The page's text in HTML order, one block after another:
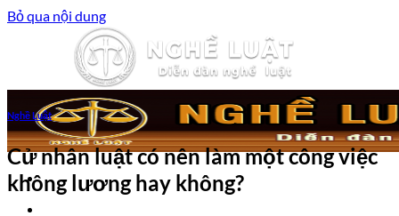
Bỏ qua nội dung
Nghề Luật
Cử nhân luật có nên làm một công việc
không lương hay không?